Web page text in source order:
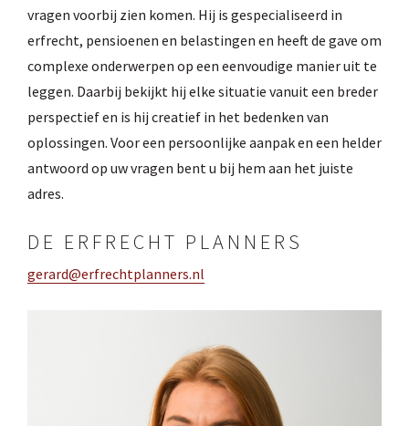
vragen voorbij zien komen. Hij is gespecialiseerd in
erfrecht, pensioenen en belastingen en heeft de gave om
complexe onderwerpen op een eenvoudige manier uit te
leggen. Daarbij bekijkt hij elke situatie vanuit een breder
perspectief en is hij creatief in het bedenken van
oplossingen. Voor een persoonlijke aanpak en een helder
antwoord op uw vragen bent u bij hem aan het juiste
adres.
DE ERFRECHT PLANNERS
gerard@erfrechtplanners.nl